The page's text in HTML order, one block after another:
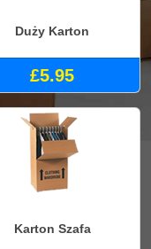
Duży Karton
£5.95
Karton Szafa